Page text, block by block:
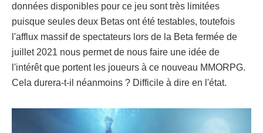
données disponibles pour ce jeu sont très limitées
puisque seules deux Betas ont été testables, toutefois
l'afflux massif de spectateurs lors de la Beta fermée de
juillet 2021 nous permet de nous faire une idée de
l'intérêt que portent les joueurs à ce nouveau MMORPG.
Cela durera-t-il néanmoins ? Difficile à dire en l'état.